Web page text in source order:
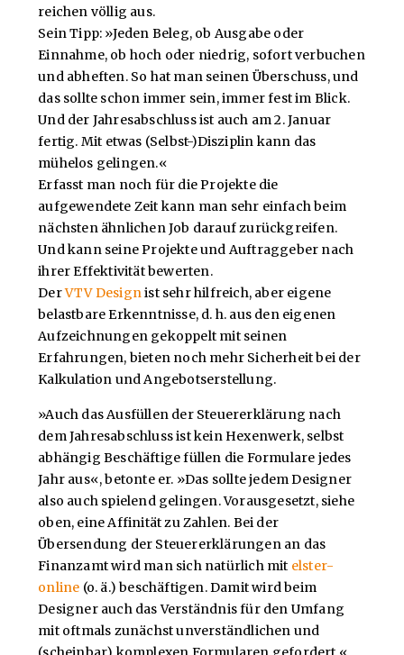
reichen völlig aus.
Sein Tipp: »Jeden Beleg, ob Ausgabe oder
Einnahme, ob hoch oder niedrig, sofort verbuchen
und abheften. So hat man seinen Überschuss, und
das sollte schon immer sein, immer fest im Blick.
Und der Jahresabschluss ist auch am 2. Januar
fertig. Mit etwas (Selbst-)Disziplin kann das
mühelos gelingen.«
Erfasst man noch für die Projekte die
aufgewendete Zeit kann man sehr einfach beim
nächsten ähnlichen Job darauf zurückgreifen.
Und kann seine Projekte und Auftraggeber nach
ihrer Effektivität bewerten.
DerVTV Designist sehr hilfreich, aber eigene
belastbare Erkenntnisse, d. h. aus den eigenen
Aufzeichnungen gekoppelt mit seinen
Erfahrungen, bieten noch mehr Sicherheit bei der
Kalkulation und Angebotserstellung.
»Auch das Ausfüllen der Steuererklärung nach
dem Jahresabschluss ist kein Hexenwerk, selbst
abhängig Beschäftige füllen die Formulare jedes
Jahr aus«, betonte er. »Das sollte jedem Designer
also auch spielend gelingen. Vorausgesetzt, siehe
oben, eine Affinität zu Zahlen. Bei der
Übersendung der Steuererklärungen an das
Finanzamt wird man sich natürlich mit elster-
online (o. ä.) beschäftigen. Damit wird beim
Designer auch das Verständnis für den Umfang
mit oftmals zunächst unverständlichen und